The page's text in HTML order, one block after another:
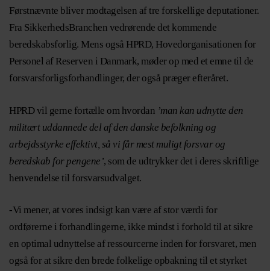
Førstnævnte bliver modtagelsen af tre forskellige deputationer.
Fra SikkerhedsBranchen vedrørende det kommende
beredskabsforlig. Mens også HPRD, Hovedorganisationen for
Personel af Reserven i Danmark, møder op med et emne til de
forsvarsforligsforhandlinger, der også præger efteråret.
HPRD vil gerne fortælle om hvordan ’man kan udnytte den
militært uddannede del af den danske befolkning og
arbejdsstyrke effektivt, så vi får mest muligt forsvar og
beredskab for pengene’, som de udtrykker det i deres skriftlige
henvendelse til forsvarsudvalget.
-Vi mener, at vores indsigt kan være af stor værdi for
ordførerne i forhandlingerne, ikke mindst i forhold til at sikre
en optimal udnyttelse af ressourcerne inden for forsvaret, men
også for at sikre den brede folkelige opbakning til et styrket